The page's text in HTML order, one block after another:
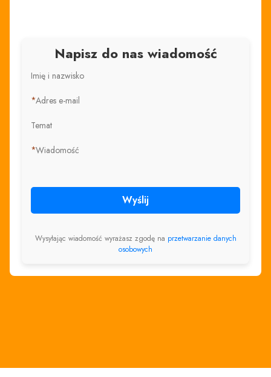
Napisz do nas wiadomość
Imię i nazwisko
*Adres e-mail
Temat
*Wiadomość
Wyślij
Wysyłając wiadomość wyrażasz zgodę na przetwarzanie danych
osobowych